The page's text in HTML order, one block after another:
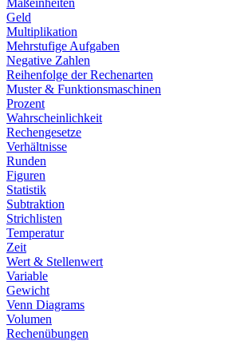
Maßeinheiten
Geld
Multiplikation
Mehrstufige Aufgaben
Negative Zahlen
Reihenfolge der Rechenarten
Muster & Funktionsmaschinen
Prozent
Wahrscheinlichkeit
Rechengesetze
Verhältnisse
Runden
Figuren
Statistik
Subtraktion
Strichlisten
Temperatur
Zeit
Wert & Stellenwert
Variable
Gewicht
Venn Diagrams
Volumen
Rechenübungen